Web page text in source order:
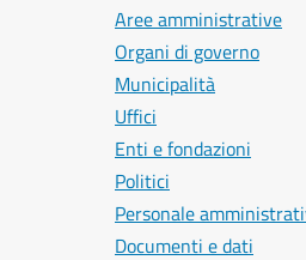
Aree amministrative
Organi di governo
Municipalità
Uffici
Enti e fondazioni
Politici
Personale
Documenti e dati